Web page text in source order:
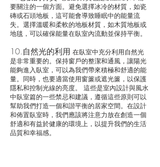
要關注的一個方面。避免選擇冰冷的材質，如瓷
磚或石頭地板，這可能會導致睡眠中的能量流
失。選擇溫暖和柔軟的地板材質，如木質地板或
地毯，可以確保能量在臥室內流動並保持平衡。
10.自然光的利用 在臥室中充分利用自然光
是非常重要的。保持窗戶的整潔和通風，讓陽光
能夠進入臥室，可以為我們帶來積極和舒適的能
量。同時，也要適當使用窗簾或遮光簾，以保護
隱私和控制光線的亮度。 這些是室內設計與風水
中臥室篇的一些禁忌和建議，遵循這些原則可以
幫助我們打造一個和諧平衡的居家空間。在設計
和佈置臥室時，我們應該將注意力放在創造一個
舒適和有益於健康的環境上，以提升我們的生活
品質和幸福感。